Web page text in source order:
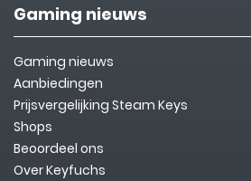
Gaming nieuws
Gaming nieuws
Aanbiedingen
Prijsvergelijking Steam Keys
Shops
Beoordeel ons
Over Keyfuchs